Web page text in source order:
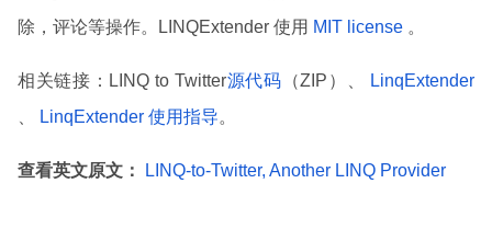
除，评论等操作。LINQExtender 使用 MIT license 。
相关链接：LINQ to Twitter源代码 （ZIP）、
LinqExtender
LinqExtender 使用指导。
查看英文原文： LINQ-to-Twitter, Another LINQ Provider